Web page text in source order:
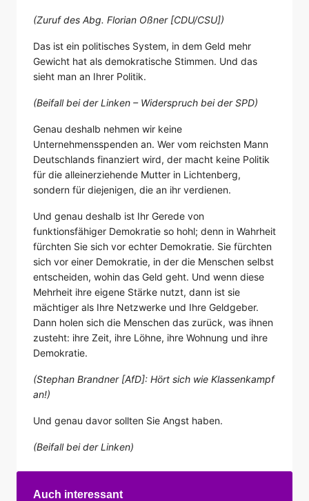
(Zuruf des Abg. Florian Oßner [CDU/CSU])
Das ist ein politisches System, in dem Geld mehr
Gewicht hat als demokratische Stimmen. Und das
sieht man an Ihrer Politik.
(Beifall bei der Linken – Widerspruch bei der SPD)
Genau deshalb nehmen wir keine
Unternehmensspenden an. Wer vom reichsten Mann
Deutschlands finanziert wird, der macht keine Politik
für die alleinerziehende Mutter in Lichtenberg,
sondern für diejenigen, die an ihr verdienen.
Und genau deshalb ist Ihr Gerede von
funktionsfähiger Demokratie so hohl; denn in Wahrheit
fürchten Sie sich vor echter Demokratie. Sie fürchten
sich vor einer Demokratie, in der die Menschen selbst
entscheiden, wohin das Geld geht. Und wenn diese
Mehrheit ihre eigene Stärke nutzt, dann ist sie
mächtiger als Ihre Netzwerke und Ihre Geldgeber.
Dann holen sich die Menschen das zurück, was ihnen
zusteht: ihre Zeit, ihre Löhne, ihre Wohnung und ihre
Demokratie.
(Stephan Brandner [AfD]: Hört sich wie Klassenkampf
an!)
Und genau davor sollten Sie Angst haben.
(Beifall bei der Linken)
Auch interessant